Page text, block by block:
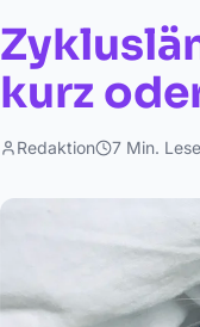
kurz
Redaktion 7 Min.